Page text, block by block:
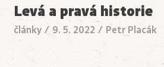
Levá a pravá historie
články / 9. 5. 2022 / Petr Placák